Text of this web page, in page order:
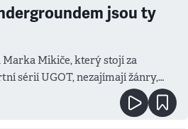
jsou ty
Mikiče, který stojí za
sérií UGOT, nezajímají žánry,